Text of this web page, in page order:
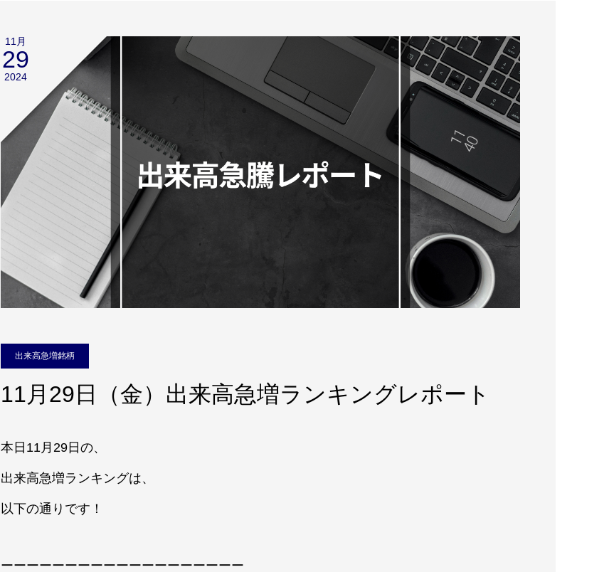
11月
29
2024
出来高急増銘柄
11月29日（金）出来高急増ランキングレポート
本日11月29日の、
出来高急増ランキングは、
以下の通りです！
ーーーーーーーーーーーーーーーーーーー